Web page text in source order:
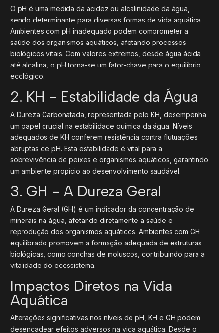
O pH é uma medida da acidez ou alcalinidade da água,
sendo determinante para diversas formas de vida aquática.
Ambientes com pH inadequado podem comprometer a
saúde dos organismos aquáticos, afetando processos
biológicos vitais. Com valores extremos, desde água ácida
até alcalina, o pH torna-se um fator-chave para o equilíbrio
ecológico.
2. KH - Estabilidade da Água
A Dureza Carbonatada, representada pelo KH, desempenha
um papel crucial na estabilidade química da água. Níveis
adequados de KH conferem resistência contra flutuações
abruptas de pH. Esta estabilidade é vital para a
sobrevivência de peixes e organismos aquáticos, garantindo
um ambiente propício ao desenvolvimento saudável.
3. GH - A Dureza Geral
A Dureza Geral (GH) é um indicador da concentração de
minerais na água, afetando diretamente a saúde e
reprodução dos organismos aquáticos. Ambientes com GH
equilibrado promovem a formação adequada de estruturas
biológicas, como conchas de moluscos, contribuindo para a
vitalidade do ecossistema.
Impactos Diretos na Vida
Aquática
Alterações significativas nos níveis de pH, KH e GH podem
desencadear efeitos adversos na vida aquática. Desde o